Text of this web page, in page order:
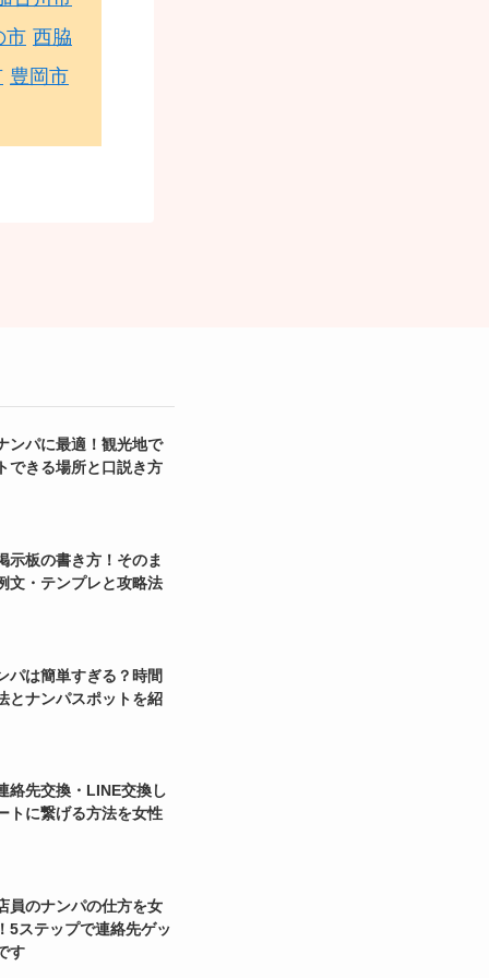
市 西脇
豊岡市
ンパに最適！観光地で
できる場所と口説き方
示板の書き方！そのま
文・テンプレと攻略法
パは簡単すぎる？時間
とナンパスポットを紹
絡先交換・LINE交換し
トに繋げる方法を女性
員のナンパの仕方を女
5ステップで連絡先ゲッ
す